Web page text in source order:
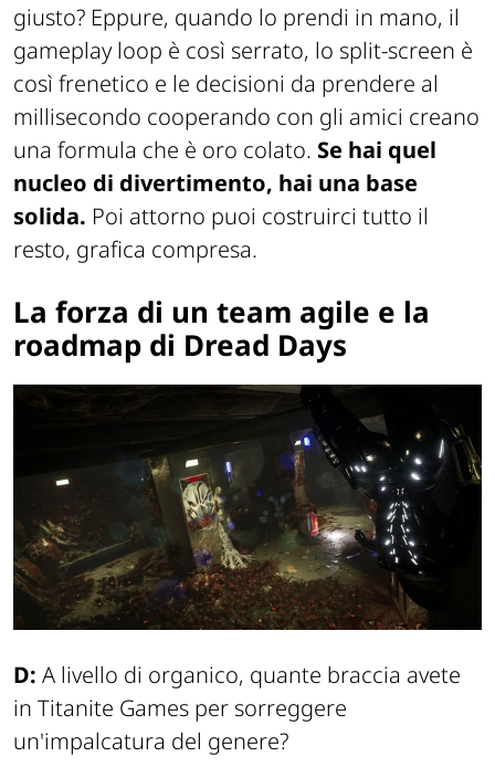
giusto? Eppure, quando lo prendi in mano, il
gameplay loop è così serrato, lo split-screen è
così frenetico e le decisioni da prendere al
millisecondo cooperando con gli amici creano
una formula che è oro colato. Se hai quel
nucleo di divertimento, hai una base
solida. Poi attorno puoi costruirci tutto il
resto, grafica compresa.
La forza di un team agile e la
roadmap di Dread Days
D: A livello di organico, quante braccia avete
in Titanite Games per sorreggere
un'impalcatura del genere?